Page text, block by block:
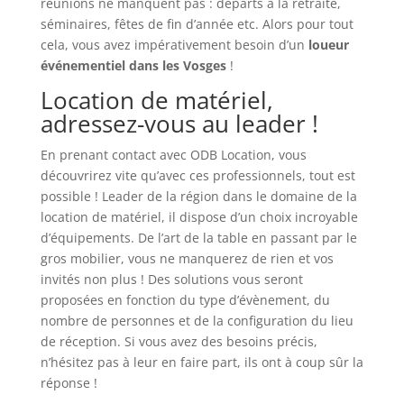
séminaires, fêtes de fin d’année etc. Alors pour tout
cela, vous avez impérativement besoin d’un loueur
événementiel dans les Vosges!
Location de matériel,
adressez-vous au leader !
En prenant contact avec ODB Location, vous
découvrirez vite qu’avec ces professionnels, tout est
possible ! Leader de la région dans le domaine de la
location de matériel, il dispose d’un choix incroyable
d’équipements. De l’art de la table en passant par le
gros mobilier, vous ne manquerez de rien et vos
invités non plus ! Des solutions vous seront
proposées en fonction du type d’évènement, du
nombre de personnes et de la configuration du lieu
de réception. Si vous avez des besoins précis,
n’hésitez pas à leur en faire part, ils ont à coup sûr la
réponse !